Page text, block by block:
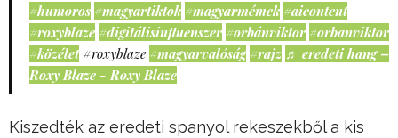
#humoros #magyartiktok #magyarmémek #aicontent
#roxyblaze #digitálisinfluenszer #orbánviktor #orbanviktor
#közélet #roxyblaze #magyarvalóság #rajz ♬ eredeti hang –
Roxy Blaze - Roxy Blaze
Kiszedték az eredeti spanyol rekeszekből a kis